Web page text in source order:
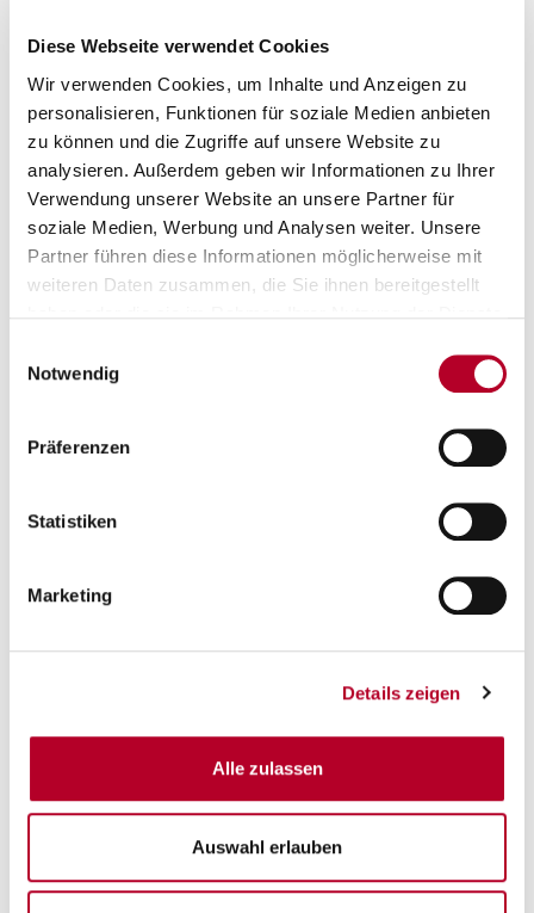
Diese Webseite verwendet Cookies
Wir verwenden Cookies, um Inhalte und Anzeigen zu
personalisieren, Funktionen für soziale Medien anbieten
zu können und die Zugriffe auf unsere Website zu
analysieren. Außerdem geben wir Informationen zu Ihrer
Verwendung unserer Website an unsere Partner für
soziale Medien, Werbung und Analysen weiter. Unsere
Partner führen diese Informationen möglicherweise mit
weiteren Daten zusammen, die Sie ihnen bereitgestellt
Notwendig
Präferenzen
Statistiken
Marketing
Details zeigen
Alle zulassen
Auswahl erlauben
Fitness First Würzburg Baskets - Patrioti Levice
92:71
(19:21, 18:15, 32:12, 23:23)
Für Würzburg spielten:
Marcus Carr 17 Punkte/3 Dreier (11 Assists), Eddy Edigin Jr. 14,
Ryan Schwieger 11/1, David Muenkat 11/1 (8 Rebounds), Davion
Mintz 11/3, Charles Thompson 10 (9 Rebounds), Johnathan
Stove 10/1, Brae Ivey 5/1, Lukas Herzog 3/1, Christian
Top-Performer Levice:
Andre Wesson 2074, Rickey McGill 2073 (6 Assists), Akol
Rebounds : Würzburg 44 (14 offensiv) - Levice 26 (9 offensiv)
„Erst einmal Respekt an Levice, sie spielen eine gute Saison und
haben uns in das dritte Spiel gezwungen. Das hat uns auch die
Möglichkeit gegeben, besser zu werden. Wir freuen uns natürlich
über diesen Sieg und über den Einzug in die nächste Runde. Das
war unser Ziel, wir freuen uns auf die Chance, gegen starke
Gegner zu spielen. Dass ich im ersten Spiel nicht dabei sein
konnte, war eine große Motivation für mich.“